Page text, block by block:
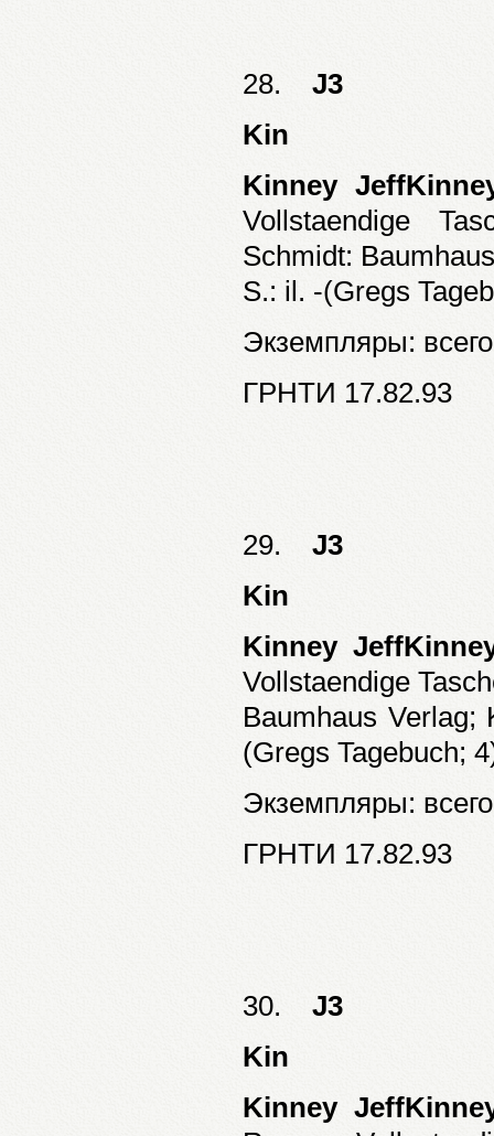
28. J3
Kin
Kinney
Vollstaendige
Schmidt:
S.: il. -(Gregs
Экземпляры:
ГРНТИ 17.82.93
29. J3
Kin
Kinney
Vollstaendige
Baumhaus
(Gregs Tagebuch;
Экземпляры:
ГРНТИ 17.82.93
30. J3
Kin
Kinney